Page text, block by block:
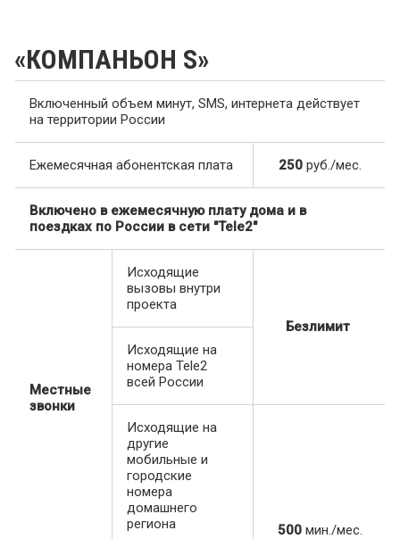
«КОМПАНЬОН S»
Включенный объем минут, SMS, интернета действует
на территории России
Ежемесячная абонентская плата 250руб./мес.
Включено в ежемесячную плату дома и в
поездках по России в сети "Tele2"
Местные
звонки
Исходящие
вызовы внутри
проекта
Безлимит
Исходящие на
номера Tele2
всей России
Исходящие на
другие
мобильные и
городские
номера
домашнего
региона
500мин./мес.